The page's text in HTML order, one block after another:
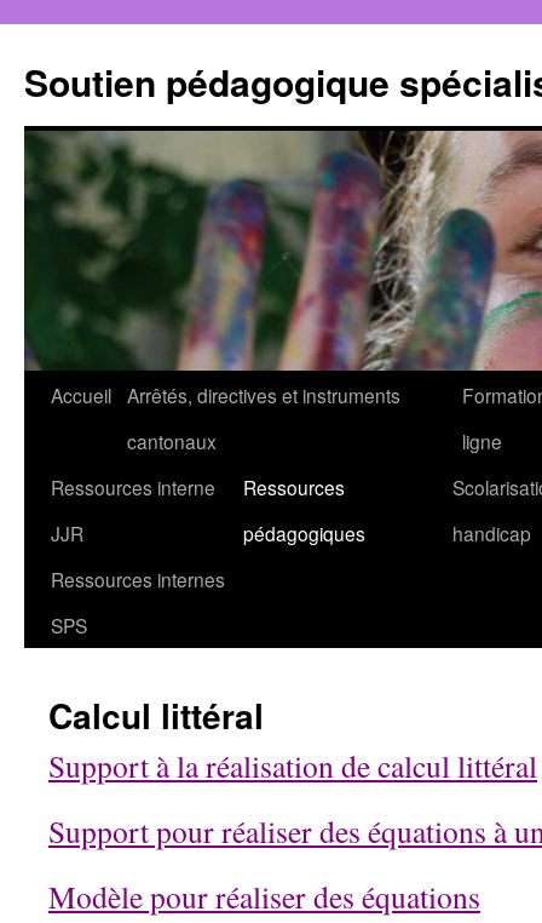
contenu
Soutien pédagogique
Accueil Arrêtés, directives et instruments
cantonaux
ligne
Ressources interne
JJR
Ressources
pédagogiques
handicap
Ressources internes
SPS
Calcul littéral
Support à la réalisation de calcul littéral
Support pour réaliser des équations à
Modèle pour réaliser des équations